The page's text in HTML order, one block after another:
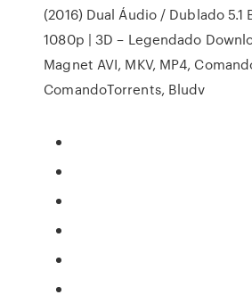
(2016) Dual Áudio / Dublado 5.1
1080p | 3D – Legendado
Magnet AVI, MKV, MP4,
ComandoTorrents, Bludv